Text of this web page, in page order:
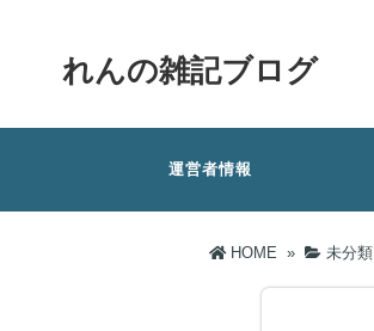
れんの雑記ブログ
運営者情報
HOME » 未分類